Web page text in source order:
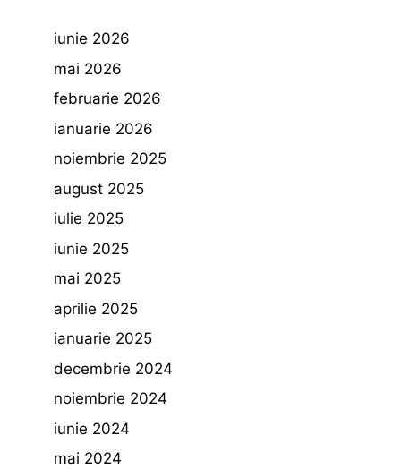
iunie 2026
mai 2026
februarie 2026
ianuarie 2026
noiembrie 2025
august 2025
iulie 2025
iunie 2025
mai 2025
aprilie 2025
ianuarie 2025
decembrie 2024
noiembrie 2024
iunie 2024
mai 2024